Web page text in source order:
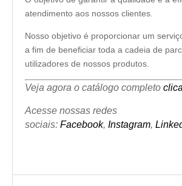
atendimento aos nossos clientes.
Nosso objetivo é proporcionar um
a fim de beneficiar toda a cadeia de
utilizadores de nossos produtos.
Veja agora o catálogo completo
Acesse nossas redes
sociais: Facebook, Instagram,